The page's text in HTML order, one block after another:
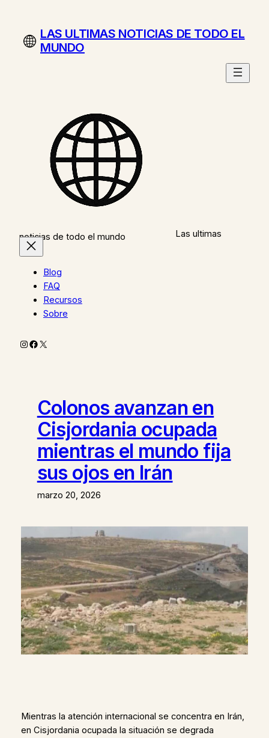
contenidoLAS ULTIMAS NOTICIAS DE TODO EL
MUNDO
Las ultimas
noticias de todo el mundo
Blog
FAQ
Recursos
Sobre
Instagram
Facebook
X
Colonos avanzan en
Cisjordania ocupada
mientras el mundo fija
sus ojos en Irán
marzo 20, 2026
Mientras la atención internacional se concentra en Irán,
en Cisjordania ocupada la situación se degrada